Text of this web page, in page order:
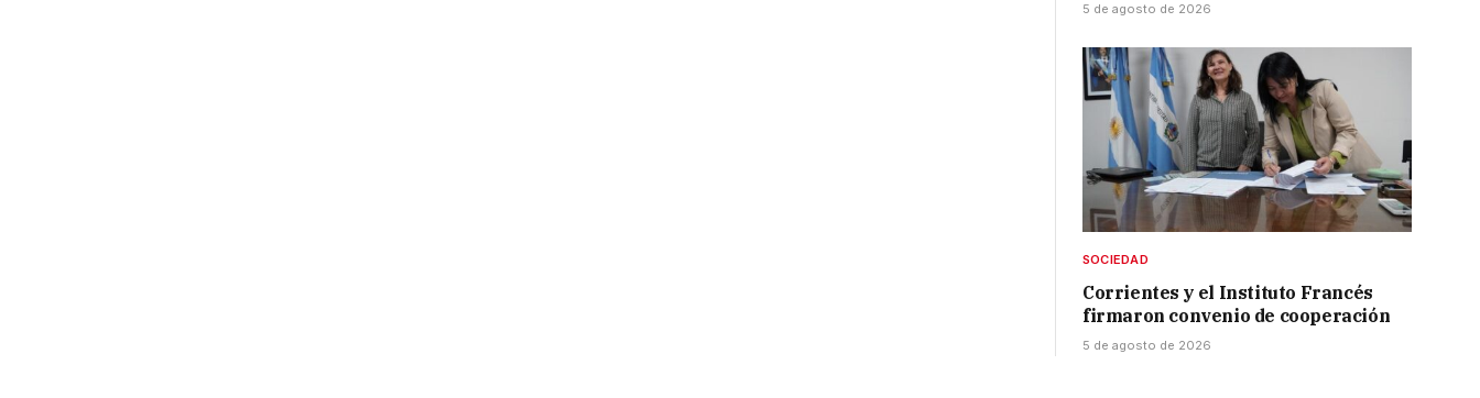
5 de agosto de 2026
SOCIEDAD
Corrientes y el Instituto Francés
firmaron convenio de cooperación
5 de agosto de 2026